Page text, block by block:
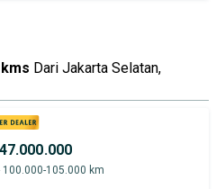
Dari Jakarta Selatan,
100.000-105.000 km